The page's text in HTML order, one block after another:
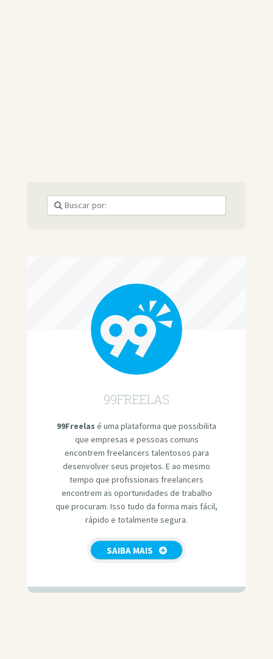
99FREELAS
99Freelas é uma plataforma que possibilita
que empresas e pessoas comuns
encontrem freelancers talentosos para
desenvolver seus projetos. E ao mesmo
tempo que profissionais freelancers
encontrem as oportunidades de trabalho
que procuram. Isso tudo da forma mais fácil,
rápido e totalmente segura.
SAIBA MAIS